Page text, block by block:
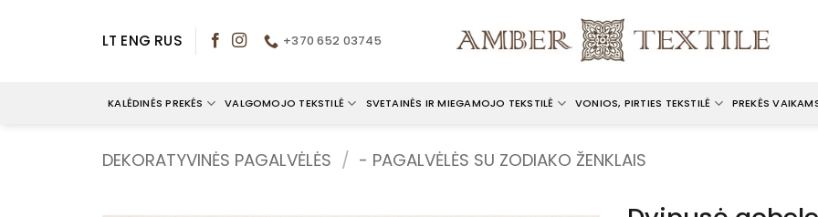
LT ENG RUS +370 652 03745
KALĖDINĖS PREKĖS VALGOMOJO TEKSTILĖ SVETAINĖS IR MIEGAMOJO TEKSTILĖ VONIOS, PIRTIES TEKSTILĖ PREKĖS
DEKORATYVINĖS PAGALVĖLĖS / - PAGALVĖLĖS SU ZODIAKO ŽENKLAIS